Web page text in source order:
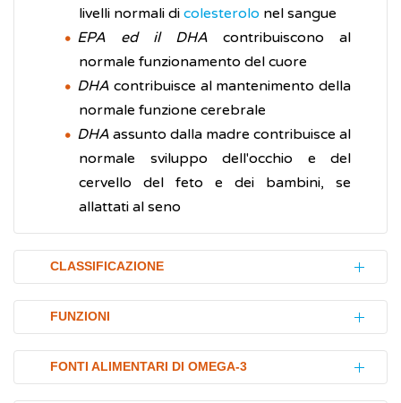
livelli normali di colesterolo nel sangue
EPA ed il DHA contribuiscono al
normale funzionamento del cuore
DHA contribuisce al mantenimento della
normale funzione cerebrale
DHA assunto dalla madre contribuisce al
normale sviluppo dell'occhio e del
cervello del feto e dei bambini, se
allattati al seno
CLASSIFICAZIONE
Gli acidi grassi in base alla loro struttura
chimica possono essere classificati in:
acidi grassi saturi, principalmente
FUNZIONI
Gli acidi grassi forniscono 9 chilocalorie per
grammo quando vengono bruciati. Quando
FONTI ALIMENTARI DI OMEGA-3